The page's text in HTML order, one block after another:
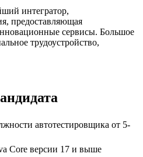
интегратор,
предоставляющая
сервисы. Большое
трудоустройство,
автотестировщика от 5-
Core версии 17 и выше